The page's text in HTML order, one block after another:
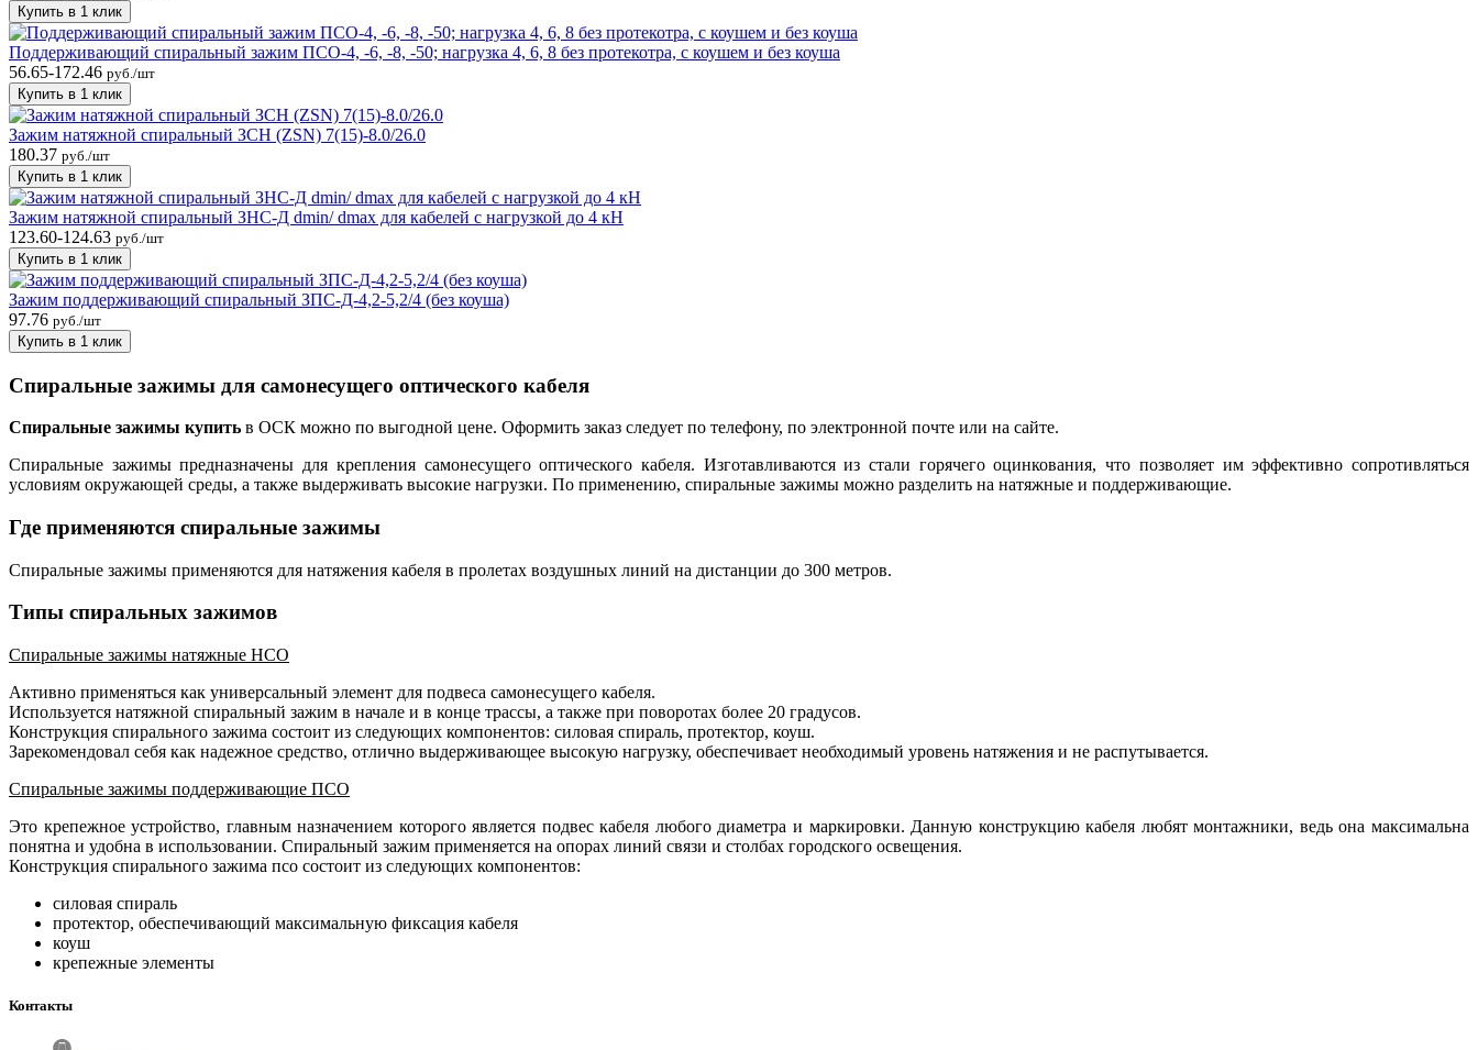
Купить в 1 клик
Поддерживающий спиральный зажим ПСО-4, -6, -8, -50; нагрузка 4, 6, 8 без протекотра, с коушем и без коуша
56.65-172.46 руб./шт
Купить в 1 клик
Зажим натяжной спиральный ЗСН (ZSN) 7(15)-8.0/26.0
180.37 руб./шт
Купить в 1 клик
Зажим натяжной спиральный ЗНС-Д dmin/ dmax для кабелей с нагрузкой до 4 кН
123.60-124.63 руб./шт
Купить в 1 клик
Зажим поддерживающий спиральный ЗПС-Д-4,2-5,2/4 (без коуша)
97.76 руб./шт
Купить в 1 клик
Спиральные зажимы для самонесущего оптического кабеля
Спиральные зажимы купить в ОСК можно по выгодной цене. Оформить заказ следует по телефону, по электронной почте или на сайте.
Спиральные зажимы предназначены для крепления самонесущего оптического кабеля. Изготавливаются из стали горячего оцинкования, что позволяет им эффективно сопротивляться
условиям окружающей среды, а также выдерживать высокие нагрузки. По применению, спиральные зажимы можно разделить на натяжные и поддерживающие.
Где применяются спиральные зажимы
Спиральные зажимы применяются для натяжения кабеля в пролетах воздушных линий на дистанции до 300 метров.
Типы спиральных зажимов
Спиральные зажимы натяжные НСО
Активно применяться как универсальный элемент для подвеса самонесущего кабеля.
Используется натяжной спиральный зажим в начале и в конце трассы, а также при поворотах более 20 градусов.
Конструкция спирального зажима состоит из следующих компонентов: силовая спираль, протектор, коуш.
Зарекомендовал себя как надежное средство, отлично выдерживающее высокую нагрузку, обеспечивает необходимый уровень натяжения и не распутывается.
Спиральные зажимы поддерживающие ПСО
Это крепежное устройство, главным назначением которого является подвес кабеля любого диаметра и маркировки. Данную конструкцию кабеля любят монтажники, ведь она максимальна
понятна и удобна в использовании. Спиральный зажим применяется на опорах линий связи и столбах городского освещения.
Конструкция спирального зажима псо состоит из следующих компонентов:
силовая спираль
протектор, обеспечивающий максимальную фиксация кабеля
коуш
крепежные элементы
Контакты